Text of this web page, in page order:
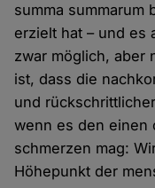
summa summarum
erzielt hat – und es
zwar möglich, aber
ist, dass die
und
wenn es den einen
schmerzen mag:
Höhepunkt der